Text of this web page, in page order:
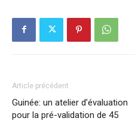
Article précédent
Guinée: un atelier d’évaluation
pour la pré-validation de 45